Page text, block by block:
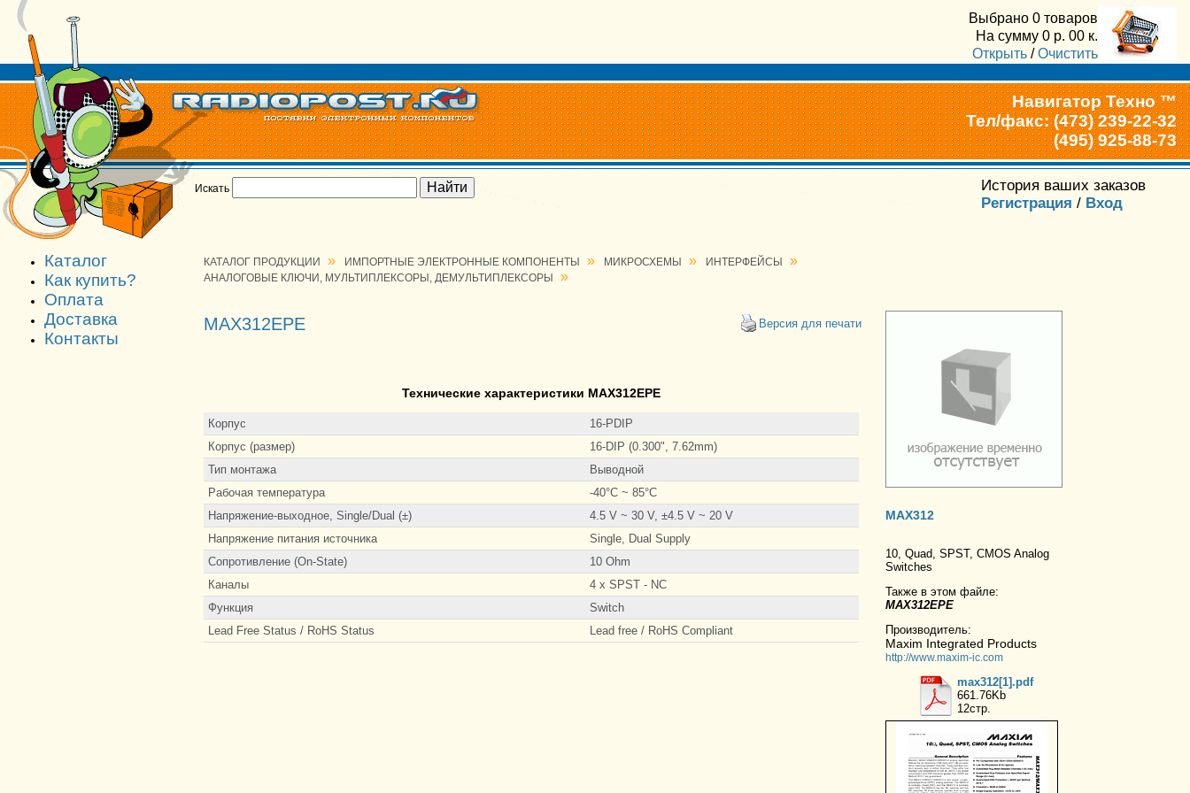
Выбрано 0 товаров
На сумму 0 р. 00 к.
Открыть /Очистить
Навигатор Техно ™
Тел/факс: (473) 239-22-32
(495) 925-88-73
Искать
История ваших заказов
Регистрация / Вход
Каталог
Как купить?
Оплата
Доставка
Контакты
КАТАЛОГ ПРОДУКЦИИ » ИМПОРТНЫЕ ЭЛЕКТРОННЫЕ КОМПОНЕНТЫ » МИКРОСХЕМЫ » ИНТЕРФЕЙСЫ »
АНАЛОГОВЫЕ КЛЮЧИ, МУЛЬТИПЛЕКСОРЫ, ДЕМУЛЬТИПЛЕКСОРЫ »
MAX312EPE Версия для печати
Технические характеристики MAX312EPE
Корпус
16-PDIP
Корпус (размер)
16-DIP (0.300", 7.62mm)
Тип монтажа
Выводной
Рабочая температура
-40°C ~ 85°C
Напряжение-выходное, Single/Dual (±)
4.5 V ~ 30 V, ±4.5 V ~ 20 V
Напряжение питания источника
Single, Dual Supply
Сопротивление (On-State)
10 Ohm
Каналы
4 x SPST - NC
Функция
Switch
Lead Free Status / RoHS Status
Lead free / RoHS Compliant
MAX312
10, Quad, SPST, CMOS Analog
Switches
Также в этом файле:
MAX312EPE
Производитель:
Maxim Integrated Products
http://www.maxim-ic.com
max312[1].pdf
661.76Kb
12стр.